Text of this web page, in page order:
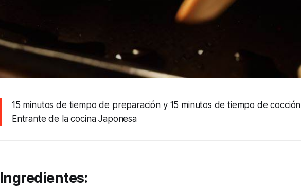
15 minutos de tiempo de preparación y 15 minutos de tiempo de cocción
Entrante de la cocina Japonesa
Ingredientes: